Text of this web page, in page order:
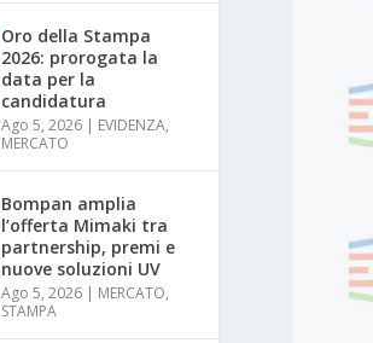
Oro della Stampa
2026: prorogata la
data per la
candidatura
Ago 5, 2026 | EVIDENZA,
MERCATO
Bompan amplia
l’offerta Mimaki tra
partnership, premi e
nuove soluzioni UV
Ago 5, 2026 | MERCATO,
STAMPA